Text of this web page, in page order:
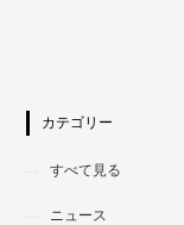
カテゴリー
すべて見る
ニュース